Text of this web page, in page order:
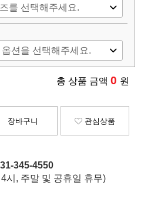
총 상품 금액 0 원
장바구니 관심상품
345-4550
, 주말 및 공휴일 휴무)